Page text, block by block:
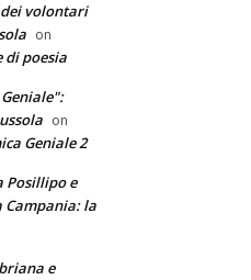
volontari
on
di poesia
on
Geniale 2
Posillipo e
Campania: la
e